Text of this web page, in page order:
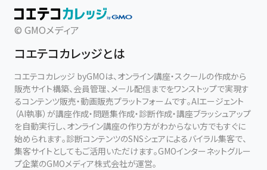
© GMOメディア
コエテコカレッジとは
コエテコカレッジ byGMOは、オンライン講座・スクールの作成から
販売サイト構築、会員管理、メール配信までをワンストップで実現す
るコンテンツ販売・動画販売プラットフォームです。AIエージェント
（AI執事）が講座作成・問題集作成・診断作成・講座ブラッシュアップ
を自動実行し、オンライン講座の作り方がわからない方でもすぐに
始められます。診断コンテンツのSNSシェアによるバイラル集客で、
集客サイトとしてもご活用いただけます。GMOインターネットグルー
プ企業のGMOメディア株式会社が運営。